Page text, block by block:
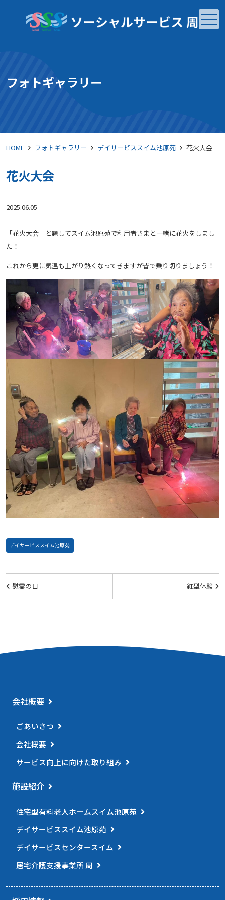
メニュー
フォトギャラリー
HOME フォトギャラリー デイサービススイム池原苑 花火大会
花火大会
2025.06.05
「花火大会」と題してスイム池原苑で利用者さまと一緒に花火をしまし
た！
これから更に気温も上がり熱くなってきますが皆で乗り切りましょう！
デイサービススイム池原苑
投
シ
紅型体験
慰霊の日
会社概要
ごあいさつ
会社概要
サービス向上に向けた取り組み
施設紹介
住宅型有料老人ホームスイム池原苑
デイサービススイム池原苑
デイサービスセンタースイム
居宅介護支援事業所 周